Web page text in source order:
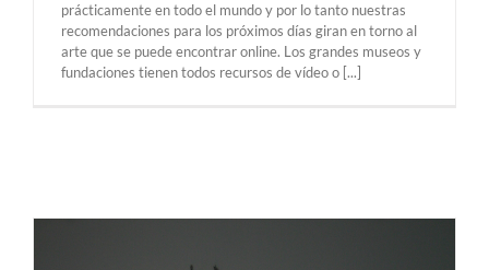
prácticamente en todo el mundo y por lo tanto nuestras
recomendaciones para los próximos días giran en torno al
arte que se puede encontrar online. Los grandes museos y
fundaciones tienen todos recursos de vídeo o [...]